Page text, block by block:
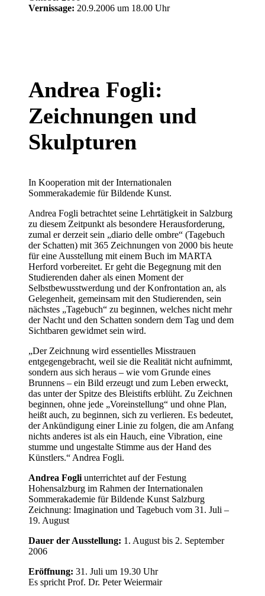
Vernissage: 20.9.2006 um 18.00 Uhr
Andrea Fogli:
Zeichnungen und
Skulpturen
In Kooperation mit der Internationalen
Sommerakademie für Bildende Kunst.
Andrea Fogli betrachtet seine Lehrtätigkeit in Salzburg
zu diesem Zeitpunkt als besondere Herausforderung,
zumal er derzeit sein „diario delle ombre“ (Tagebuch
der Schatten) mit 365 Zeichnungen von 2000 bis heute
für eine Ausstellung mit einem Buch im MARTA
Herford vorbereitet. Er geht die Begegnung mit den
Studierenden daher als einen Moment der
Selbstbewusstwerdung und der Konfrontation an, als
Gelegenheit, gemeinsam mit den Studierenden, sein
nächstes „Tagebuch“ zu beginnen, welches nicht mehr
der Nacht und den Schatten sondern dem Tag und dem
Sichtbaren gewidmet sein wird.
„Der Zeichnung wird essentielles Misstrauen
entgegengebracht, weil sie die Realität nicht aufnimmt,
sondern aus sich heraus – wie vom Grunde eines
Brunnens – ein Bild erzeugt und zum Leben erweckt,
das unter der Spitze des Bleistifts erblüht. Zu Zeichnen
beginnen, ohne jede „Voreinstellung“ und ohne Plan,
heißt auch, zu beginnen, sich zu verlieren. Es bedeutet,
der Ankündigung einer Linie zu folgen, die am Anfang
nichts anderes ist als ein Hauch, eine Vibration, eine
stumme und ungestalte Stimme aus der Hand des
Künstlers.“ Andrea Fogli.
Andrea Fogli unterrichtet auf der Festung
Hohensalzburg im Rahmen der Internationalen
Sommerakademie für Bildende Kunst Salzburg
Zeichnung: Imagination und Tagebuch vom 31. Juli –
19. August
Dauer der Ausstellung: 1. August bis 2. September
2006
Eröffnung: 31. Juli um 19.30 Uhr
Es spricht Prof. Dr. Peter Weiermair